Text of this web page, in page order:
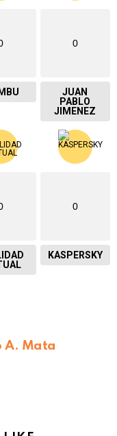
0
JUAN
PABLO
JIMENEZ
0
KASPERSKY
A. Mata